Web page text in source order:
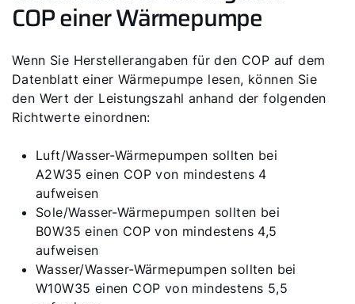
COP einer Wärmepumpe
Wenn Sie Herstellerangaben für den COP auf dem
Datenblatt einer Wärmepumpe lesen, können Sie
den Wert der Leistungszahl anhand der folgenden
Richtwerte einordnen:
Luft/Wasser-Wärmepumpen sollten bei
A2W35 einen COP von mindestens 4
aufweisen
Sole/Wasser-Wärmepumpen sollten bei
B0W35 einen COP von mindestens 4,5
aufweisen
Wasser/Wasser-Wärmepumpen sollten bei
W10W35 einen COP von mindestens 5,5